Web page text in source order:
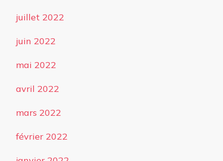
juillet 2022
juin 2022
mai 2022
avril 2022
mars 2022
février 2022